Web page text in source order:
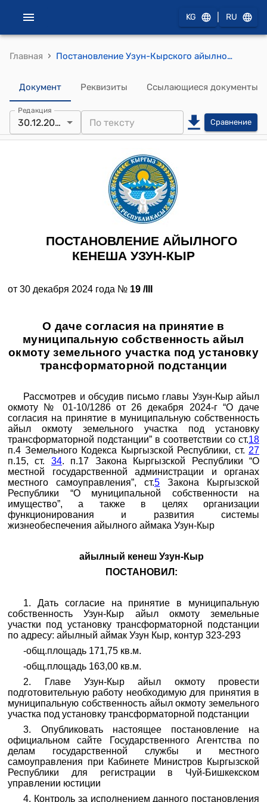
KG RU
Главная › Постановление Узун-Кырского айылного кенеша от 30 декабря 2024 года № 19 /III "О даче согласия на принятие в муниципальную собственность айыл окмоту земельного участка под установку трансформаторной подстанции"
Документ Реквизиты Ссылающиеся документы
Редакция
30.12.2024 Сравнение